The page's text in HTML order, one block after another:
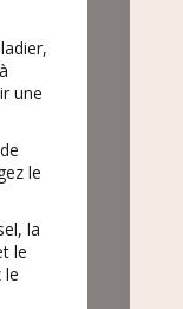
une
le
la
le
le